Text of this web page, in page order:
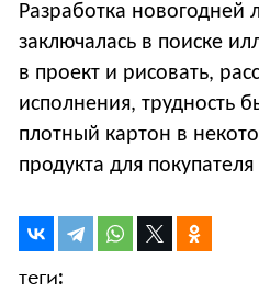
Разработка новогодней
заключалась в поиске
в проект и рисовать,
исполнения, трудность
плотный картон в
продукта для